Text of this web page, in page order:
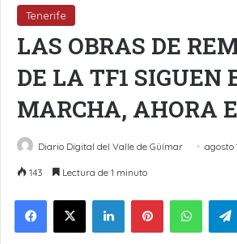
Tenerife
LAS OBRAS DE
DE LA TF1 SIGUEN
MARCHA, AHORA
Diario Digital del Valle de Güímar agosto
143 Lectura de 1 minuto
LinkedInPinterest